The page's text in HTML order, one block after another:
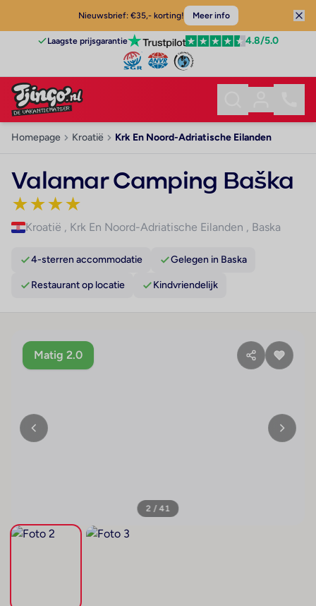
Nieuwsbrief: €35,- korting! Meer info
Laagste prijsgarantie 4.8/5.0
Homepage Kroatië Krk En Noord-Adriatische Eilanden
Valamar Camping Baška
★★★★
Kroatië , Krk En Noord-Adriatische Eilanden , Baska
4-sterren accommodatie Gelegen in Baska
Restaurant op locatie Kindvriendelijk
Matig 2.0
3 / 41